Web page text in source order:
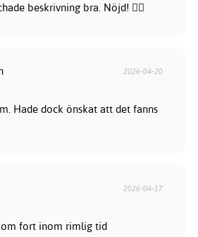
beskrivning bra. Nöjd! 👍🏻
2026-04-20
Hade dock önskat att det fanns
2026-04-17
fort inom rimlig tid